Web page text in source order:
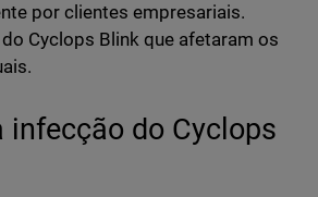
por clientes empresariais.
Cyclops Blink que afetaram os
infecção do Cyclops